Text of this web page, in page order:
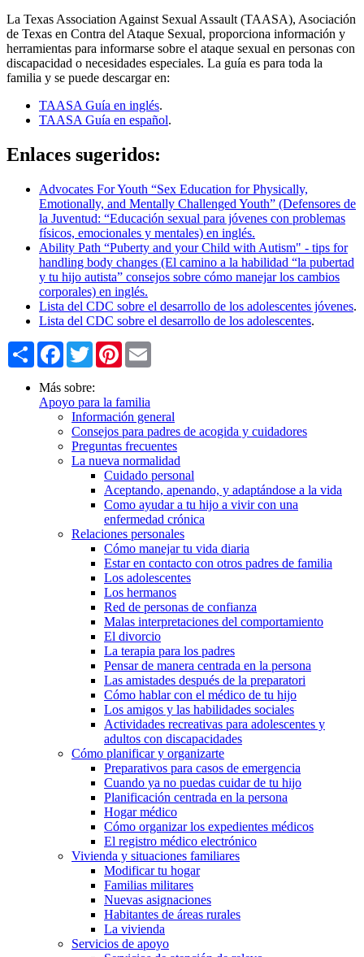
La Texas Association Against Sexual Assault (TAASA), Asociación
de Texas en Contra del Ataque Sexual, proporciona información y
herramientas para informarse sobre el ataque sexual en personas con
discapacidad o necesidades especiales. La guía es para toda la
familia y se puede descargar en:
TAASA Guía en inglés.
TAASA Guía en español.
Enlaces sugeridos:
Advocates For Youth “Sex Education for Physically,
Emotionally, and Mentally Challenged Youth” (Defensores de
la Juventud: “Educación sexual para jóvenes con problemas
físicos, emocionales y mentales) en inglés.
Ability Path “Puberty and your Child with Autism" - tips for
handling body changes (El camino a la habilidad “la pubertad
y tu hijo autista” consejos sobre cómo manejar los cambios
corporales) en inglés.
Lista del CDC sobre el desarrollo de los adolescentes jóvenes.
Lista del CDC sobre el desarrollo de los adolescentes.
Share Facebook
TwitterPinterest
Más sobre:
Apoyo para la familia
Información general
Consejos para padres de acogida y cuidadores
Preguntas frecuentes
La nueva normalidad
Cuidado personal
Aceptando, apenando, y adaptándose a la vida
Como ayudar a tu hijo a vivir con una
enfermedad crónica
Relaciones personales
Cómo manejar tu vida diaria
Estar en contacto con otros padres de familia
Los adolescentes
Los hermanos
Red de personas de confianza
Malas interpretaciones del comportamiento
El divorcio
La terapia para los padres
Pensar de manera centrada en la persona
Las amistades después de la preparatori
Cómo hablar con el médico de tu hijo
Los amigos y las habilidades sociales
Actividades recreativas para adolescentes y
adultos con discapacidades
Cómo planificar y organizarte
Preparativos para casos de emergencia
Cuando ya no puedas cuidar de tu hijo
Planificación centrada en la persona
Hogar médico
Cómo organizar los expedientes médicos
El registro médico electrónico
Vivienda y situaciones familiares
Modificar tu hogar
Familias militares
Nuevas asignaciones
Habitantes de áreas rurales
La vivienda
Servicios de apoyo